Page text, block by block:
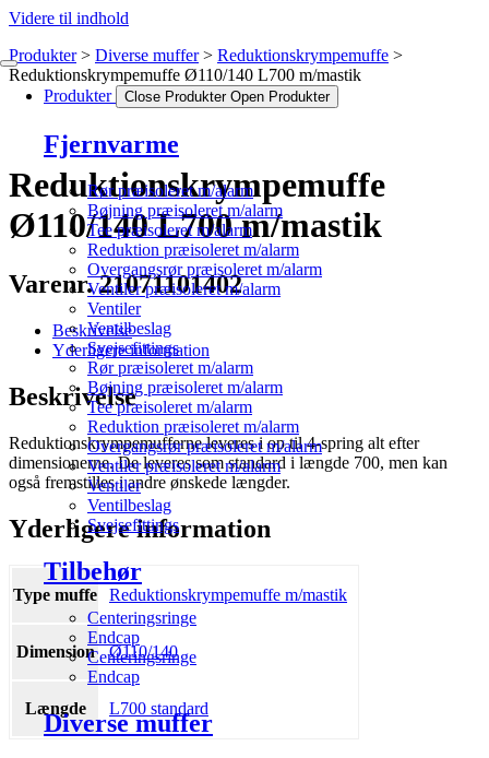
Videre til indhold
Produkter Close Produkter Open Produkter
Fjernvarme
Rør præisoleret m/alarm
Bøjning præisoleret m/alarm
Tee præisoleret m/alarm
Reduktion præisoleret m/alarm
Overgangsrør præisoleret m/alarm
Ventiler præisoleret m/alarm
Ventiler
Ventilbeslag
Svejsefittings
Rør præisoleret m/alarm
Bøjning præisoleret m/alarm
Tee præisoleret m/alarm
Reduktion præisoleret m/alarm
Overgangsrør præisoleret m/alarm
Ventiler præisoleret m/alarm
Ventiler
Ventilbeslag
Svejsefittings
Tilbehør
Centeringsringe
Endcap
Centeringsringe
Endcap
Diverse muffer
Produkter Diverse muffer
Reduktionskrympemuffe
Reduktionskrympemuffe Ø110/140 L700 m/mastik
Reduktionskrympemuffe
Ø110/140 L700 m/mastik
Varenr. 21071101402
Beskrivelse
Yderligere information
Beskrivelse
Reduktionskrympemufferne leveres i op til 4-spring alt efter
dimensionerne. De leveres som standard i længde 700, men kan
også fremstilles i andre ønskede længder.
Yderligere information
Type muffe Reduktionskrympemuffe m/mastik
Dimension Ø110/140
Længde L700 standard